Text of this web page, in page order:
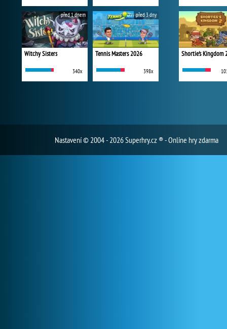
Witchy Sisters
340x
před 1 dnem
Tennis Masters 2026
398x
před 3 dny
Shortie's Kingdom
Nastavení© 2004 - 2026 Superhry.cz ® - Online hry zdarma